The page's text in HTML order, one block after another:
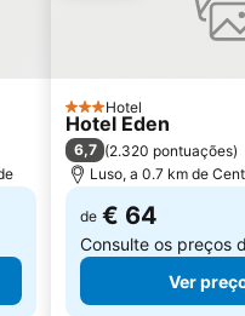
da Barrinha de Mira
Oceano
3 Estrelas
Hotel
Hotel Eden
6,7 (2.320 pontuações)
Luso, a 0.7 km de
de € 64
Consulte os preços
Ver